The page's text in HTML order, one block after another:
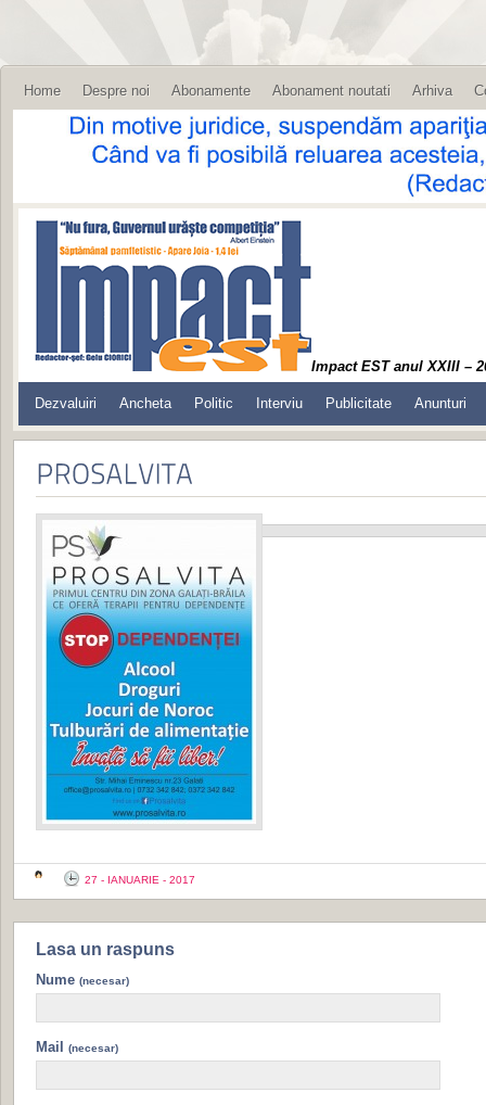
Home Despre noi Abonamente Abonament noutati Arhiva
Impact EST anul XXIII –
Dezvaluiri Ancheta Politic Interviu Publicitate Anunturi
27 - IANUARIE - 2017
Lasa un raspuns
Nume (necesar)
Mail (necesar)